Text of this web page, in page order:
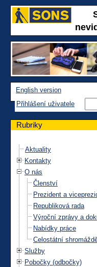
English version
Přihlášení uživatele
Rubriky
Aktuality
Kontakty
O nás
Členství
Prezident a
Republiková rada
Výroční zprávy a
Nabídky práce
Celostátní
Služby
Pobočky (odbočky)